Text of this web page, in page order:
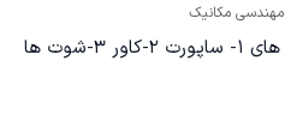
مهندسی مکانیک
هد یک نوار نقاله دارای قسمت های 1- ساپورت 2-کاور 3-شوت ها